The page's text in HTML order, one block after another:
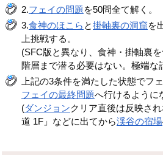
2.フェイの問題 を50問全て解く。
3.食神のほこら と掛軸裏の洞窟を
上挑戦する。
(SFC版と異なり、食神・掛軸裏
階層まで潜る必要はない。極端な
上記の3条件を満たした状態でフ
フェイの最終問題へ行けるように
(ダンジョンクリア直後は反映さ
道 1F」などに出てから渓谷の宿場